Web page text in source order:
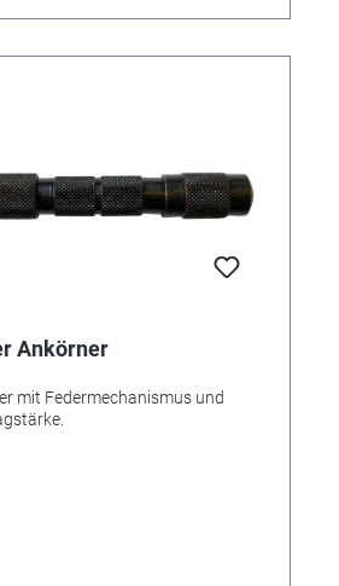
Ankörner
mit Federmechanismus und